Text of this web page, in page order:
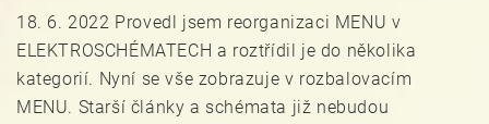
18. 6. 2022 Provedl jsem reorganizaci MENU v
ELEKTROSCHÉMATECH a roztřídil je do několika
kategorií. Nyní se vše zobrazuje v rozbalovacím
MENU. Starší články a schémata již nebudou